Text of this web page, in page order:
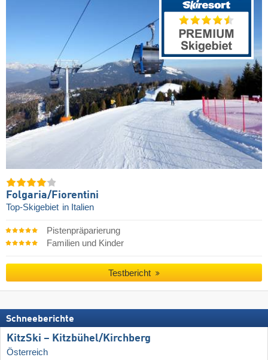
Folgaria/​Fiorentini
Top-Skigebiet in Italien
Pistenpräparierung
Familien und Kinder
Testbericht
Schneeberichte
KitzSki – Kitzbühel/​Kirchberg
Österreich